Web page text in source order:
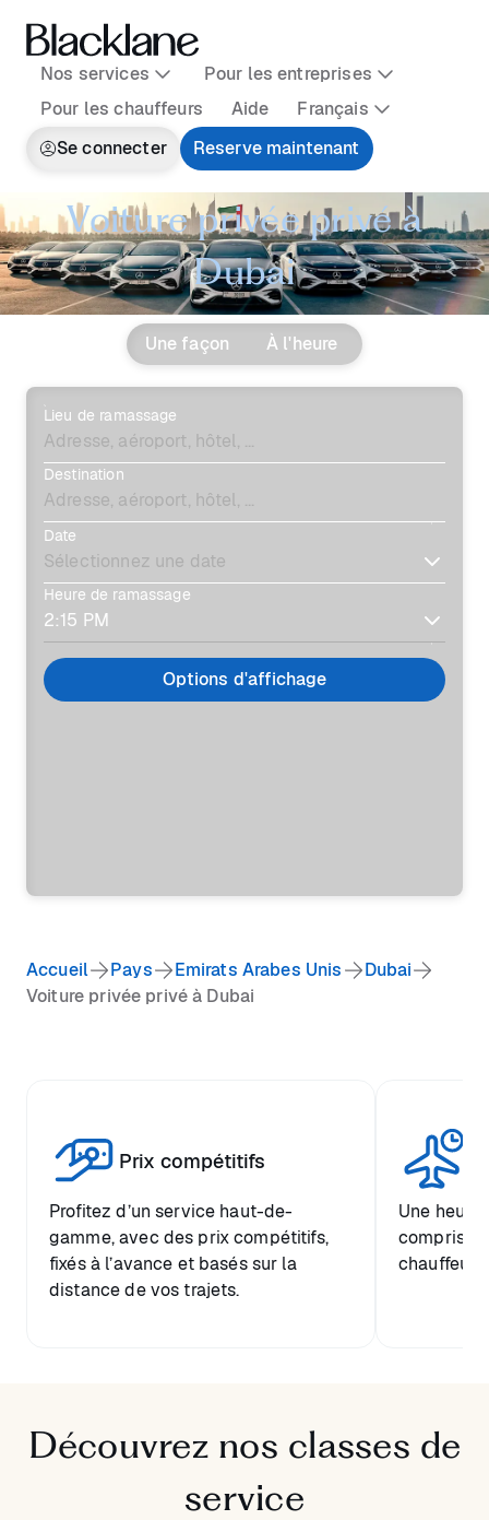
Nos services
Pour les entreprises
Pour les chauffeurs
Aide
Français
Se connecter
Reserve maintenant
Voiture privée privé à
Dubai
Une façon À l'heure
Lieu de ramassage
Destination
Date
Heure de ramassage
Options d'affichage
Accueil Pays Emirats Arabes Unis
Dubai
Voiture privée privé à Dubai
Prix compétitifs
Profitez d’un service haut-de-
gamme, avec des prix compétitifs,
fixés à l’avance et basés sur la
distance de vos trajets.
Une heure
comprise
chauffeur.
Découvrez nos classes de
service